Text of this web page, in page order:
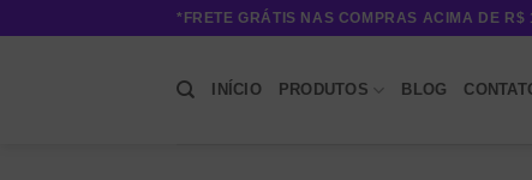
*FRETE GRÁTIS NAS COMPRAS ACIMA DE R$
INÍCIO PRODUTOS BLOG